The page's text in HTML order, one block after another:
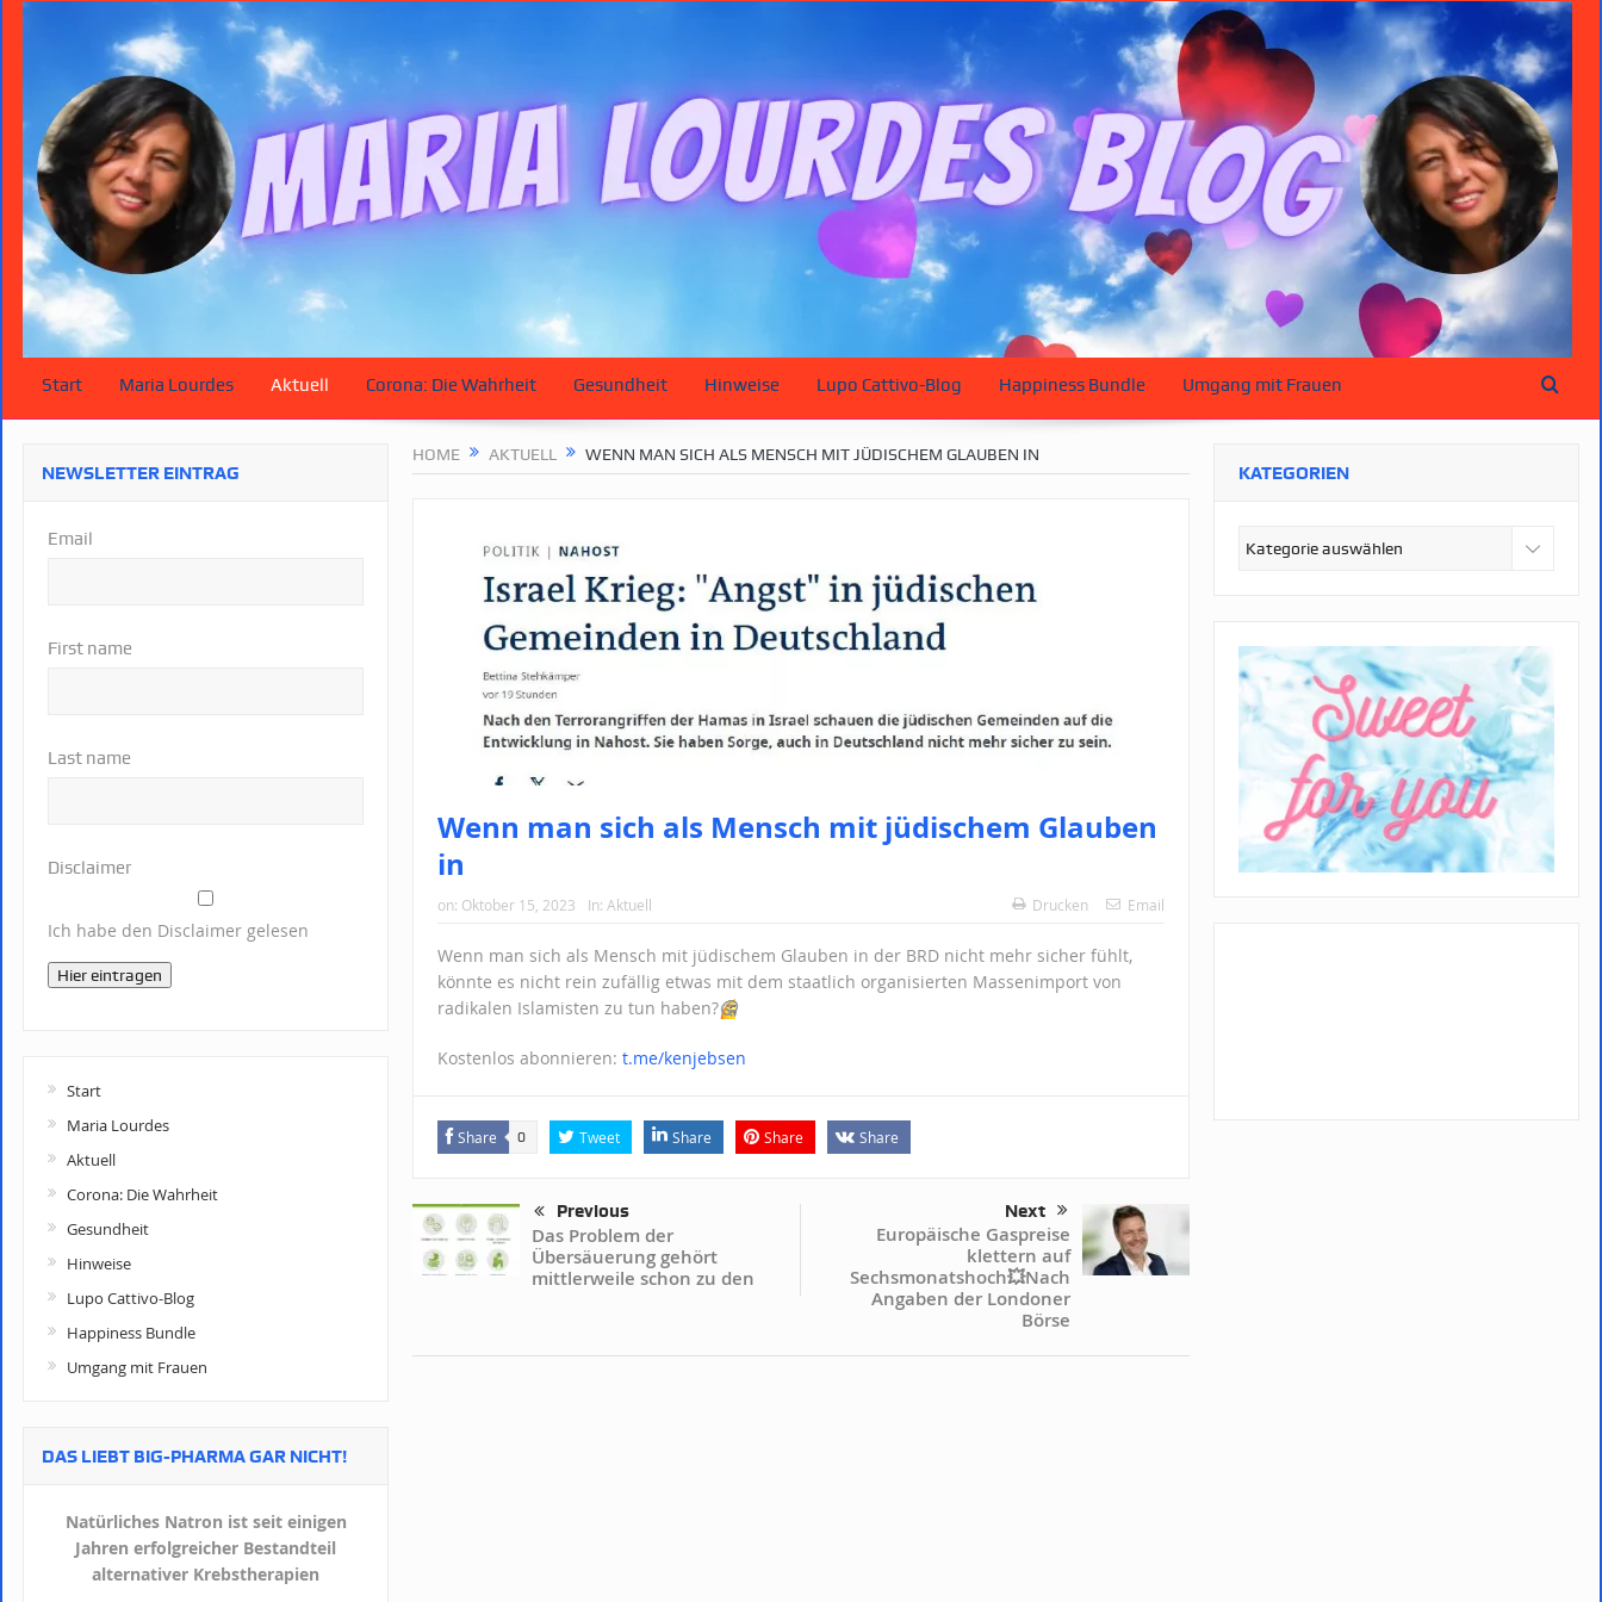
Start Maria Lourdes Aktuell Corona: Die Wahrheit Gesundheit Hinweise Lupo Cattivo-Blog Happiness Bundle Umgang mit Frauen
HOME AKTUELL WENN MAN SICH ALS MENSCH MIT JÜDISCHEM GLAUBEN IN
Wenn man sich als Mensch mit jüdischem Glauben
in
on: Oktober 15, 2023 In: Aktuell Drucken Email
Wenn man sich als Mensch mit jüdischem Glauben in der BRD nicht mehr sicher fühlt,
könnte es nicht rein zufällig etwas mit dem staatlich organisierten Massenimport von
radikalen Islamisten zu tun haben?🤔
Kostenlos abonnieren: t.me/kenjebsen
Share 0 Tweet Share Share Share
Previous
Das Problem der
Übersäuerung gehört
mittlerweile schon zu den
Next
Europäische Gaspreise
klettern auf
Sechsmonatshoch💥Nach
Angaben der Londoner
Börse
NEWSLETTER EINTRAG
Email
First name
Last name
Disclaimer
Ich habe den Disclaimer gelesen
Hier eintragen
Start
Maria Lourdes
Aktuell
Corona: Die Wahrheit
Gesundheit
Hinweise
Lupo Cattivo-Blog
Happiness Bundle
Umgang mit Frauen
DAS LIEBT BIG-PHARMA GAR NICHT!
Natürliches Natron ist seit einigen
Jahren erfolgreicher Bestandteil
alternativer Krebstherapien
KATEGORIEN